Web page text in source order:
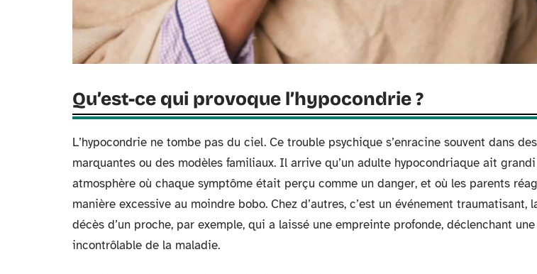
Qu’est-ce qui provoque l’hypocondrie ?
L’hypocondrie ne tombe pas du ciel. Ce trouble psychique s’enracine souvent dans
marquantes ou des modèles familiaux. Il arrive qu’un adulte hypocondriaque ait
atmosphère où chaque symptôme était perçu comme un danger, et où les parents
manière excessive au moindre bobo. Chez d’autres, c’est un événement traumatisant,
décès d’un proche, par exemple, qui a laissé une empreinte profonde, déclenchant
incontrôlable de la maladie.